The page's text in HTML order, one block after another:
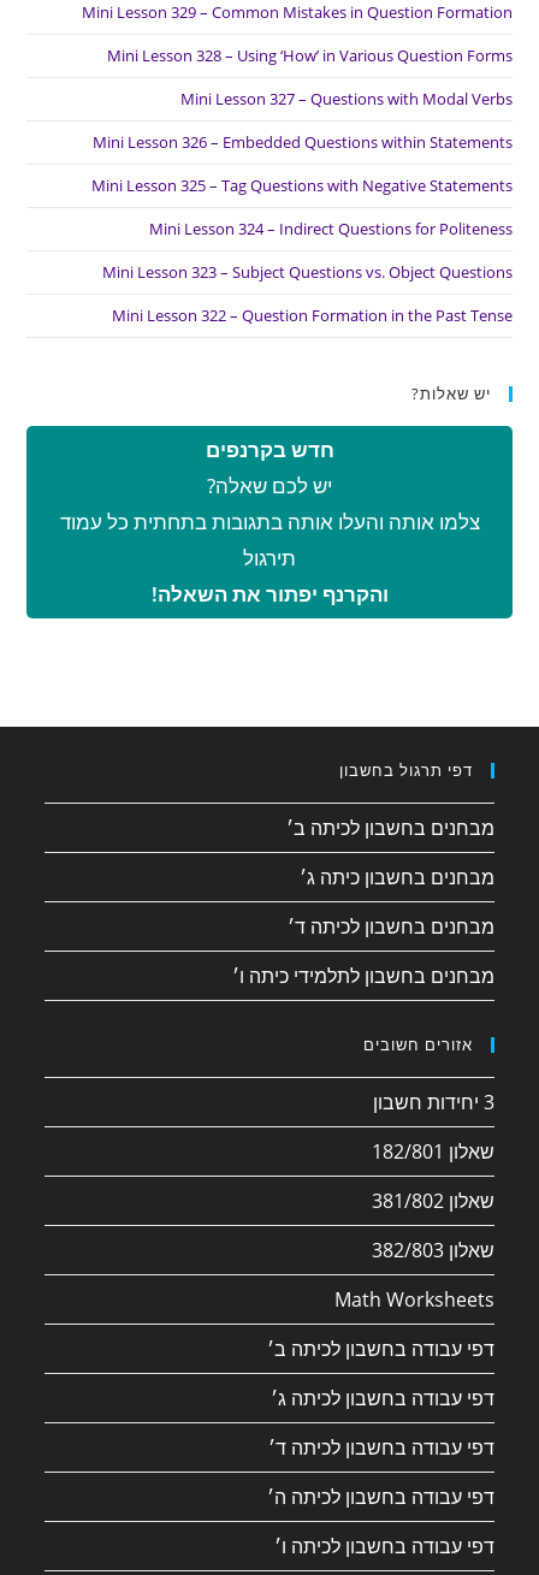
Mini Lesson 329 – Common Mistakes in Question Formation
Mini Lesson 328 – Using ‘How’ in Various Question Forms
Mini Lesson 327 – Questions with Modal Verbs
Mini Lesson 326 – Embedded Questions within Statements
Mini Lesson 325 – Tag Questions with Negative Statements
Mini Lesson 324 – Indirect Questions for Politeness
Mini Lesson 323 – Subject Questions vs. Object Questions
Mini Lesson 322 – Question Formation in the Past Tense
יש שאלות?
חדש בקרנפים
יש לכם שאלה?
צלמו אותה והעלו אותה בתגובות בתחתית כל עמוד
תירגול
והקרנף יפתור את השאלה!
דפי תרגול בחשבון
מבחנים בחשבון לכיתה ב׳
מבחנים בחשבון כיתה ג׳
מבחנים בחשבון לכיתה ד׳
מבחנים בחשבון לתלמידי כיתה ו׳
אזורים חשובים
3 יחידות חשבון
שאלון 182/801
שאלון 381/802
שאלון 382/803
Math Worksheets
דפי עבודה בחשבון לכיתה ב׳
דפי עבודה בחשבון לכיתה ג׳
דפי עבודה בחשבון לכיתה ד׳
דפי עבודה בחשבון לכיתה ה׳
דפי עבודה בחשבון לכיתה ו׳